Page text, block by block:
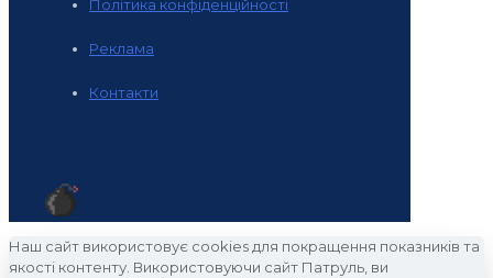
Політика конфіденційності
Реклама
Контакти
Наш сайт використовує cookies для покращення показників та
якості контенту. Використовуючи сайт Патруль, ви